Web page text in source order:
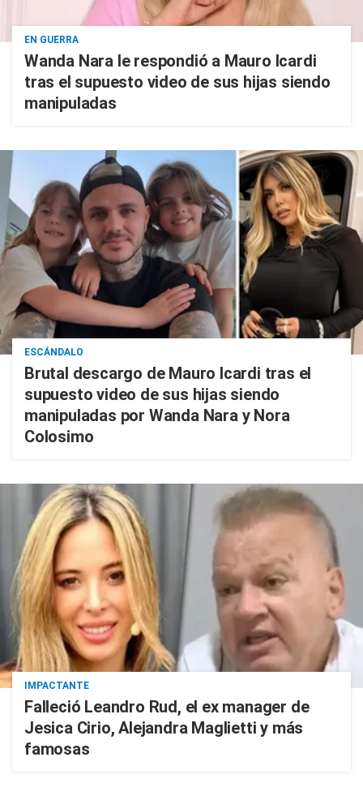
EN GUERRA
Wanda Nara le respondió a Mauro Icardi
tras el supuesto video de sus hijas siendo
manipuladas
ESCÁNDALO
Brutal descargo de Mauro Icardi tras el
supuesto video de sus hijas siendo
manipuladas por Wanda Nara y Nora
Colosimo
IMPACTANTE
Falleció Leandro Rud, el ex manager de
Jesica Cirio, Alejandra Maglietti y más
famosas